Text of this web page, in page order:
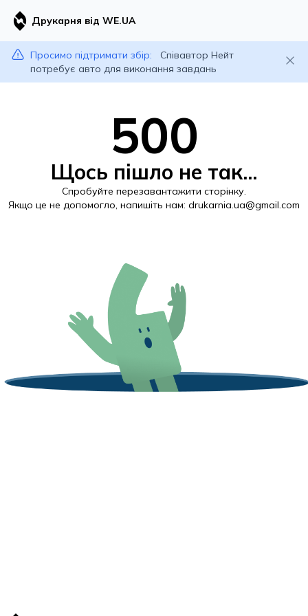
Друкарня від WE.UA
Просимо підтримати збір:
Співавтор Нейт
потребує авто для виконання завдань
500
Щось пішло не так...
Спробуйте перезавантажити сторінку.
Якщо це не допомогло, напишіть нам: drukarnia.ua@gmail.com